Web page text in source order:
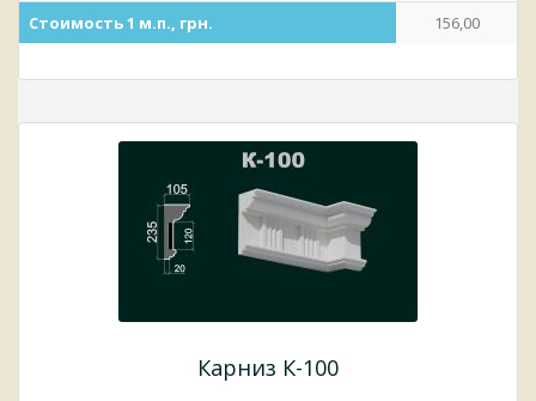
Стоимость 1 м.п., грн. 156,00
Карниз К-100